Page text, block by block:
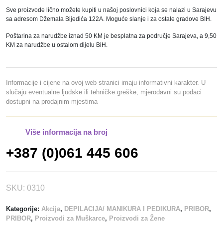
Ć
I
A
Š
I
2
/
1
l
č
i
a
Sve proizvode lično možete kupiti u našoj poslovnici koja se nalazi u Sarajevu
sa adresom Džemala Bijedića 122A. Moguće slanje i za ostale gradove BIH.
Poštarina za narudžbe iznad 50 KM je besplatna za područje Sarajeva, a 9,50
KM za narudžbe u ostalom dijelu BiH.
Informacije i cijene na ovoj web stranici imaju informativni karakter. U
slučaju eventualne ljudske ili tehničke greške, mjerodavni su podaci
dostupni na prodajnim mjestima
Više informacija na broj
+387 (0)061 445 606
SKU: 0310
Kategorije: Akcija, DEPILACIJA/ MANIKURA I PEDIKURA, PRIBOR,
PRIBOR, Proizvodi za Muškarce, Proizvodi za Žene